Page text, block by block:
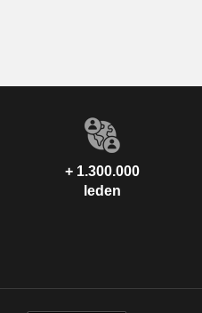
+ 1.300.000
leden